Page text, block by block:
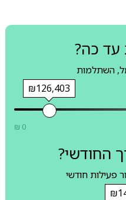
עד כה?
השתלמות
₪126,403
₪ 0
החודשי?
פעילות חודשי